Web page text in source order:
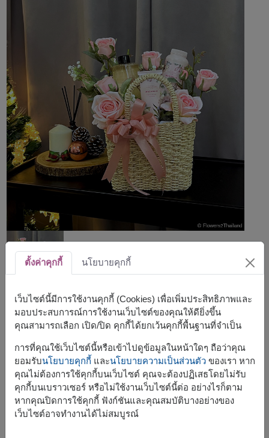
ขนาดโดยประมาณ:
กว้าง: 10 ซม. x ยาว: 20 ซม. x สูง: 20 ซม.
กระเช้าของขวัญสปา – กระเช้าของขวัญคริสต์มาสสุด
พิเศษ
ฉลองคริสต์มาสด้วย กระเช้าของขวัญสปา จาก Marks &
Spencer ที่คัดสรรของพรีเมียมเพื่อมอบความสุขและความ
ตั้งค่าคุกกี้ นโยบายคุกกี้
เว็บไซต์นี้มีการใช้งานคุกกี้ (Cookies) เพื่อเพิ่มประสิทธิภาพและ
มอบประสบการณ์การใช้งานเว็บไซต์ของคุณให้ดียิ่งขึ้น
คุณสามารถเลือก เปิด/ปิด คุกกี้ได้ยกเว้นคุกกี้พื้นฐานที่จำเป็น
การที่คุณใช้เว็บไซต์นี้หรือเข้าไปดูข้อมูลในหน้าใดๆ ถือว่าคุณ
ยอมรับนโยบายคุกกี้ และนโยบายความเป็นส่วนตัวของเรา หาก
คุณไม่ต้องการใช้คุกกี้บนเว็บไซต์ คุณจะต้องปฏิเสธโดยไม่รับ
คุกกี้บนเบราวเซอร์ หรือไม่ใช้งานเว็บไซต์นี้ต่อ อย่างไรก็ตาม
หากคุณปิดการใช้คุกกี้ ฟังก์ชันและคุณสมบัติบางอย่างของ
เว็บไซต์อาจทำงานได้ไม่สมบูรณ์